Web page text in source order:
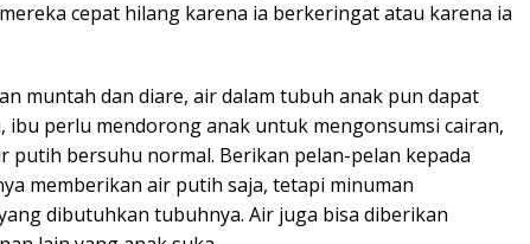
cepat hilang karena ia berkeringat atau karena ia
muntah dan diare, air dalam tubuh anak pun dapat
ibu perlu mendorong anak untuk mengonsumsi cairan,
putih bersuhu normal. Berikan pelan-pelan kepada
memberikan air putih saja, tetapi minuman
dibutuhkan tubuhnya. Air juga bisa diberikan